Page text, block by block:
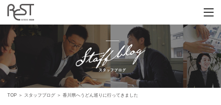
TOP ＞ スタッフブログ ＞ 香川県へうどん巡りに行ってきました